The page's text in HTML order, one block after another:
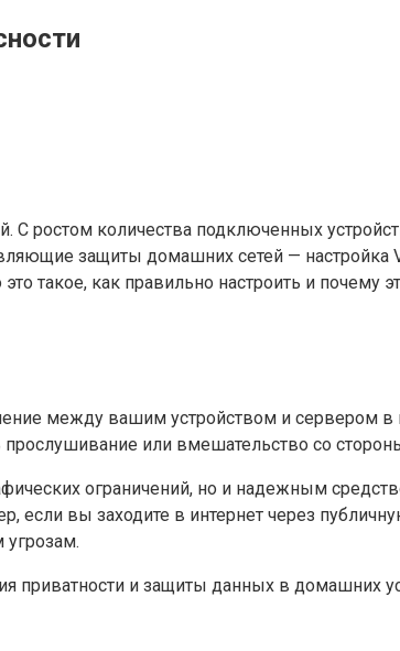
ростом количества подключенных
защиты домашних сетей — настройка
такое, как правильно настроить и
между вашим устройством и сервером в
или вмешательство со
ограничений, но и надежным
если вы заходите в интернет через
угрозам.
и защиты данных в домашних